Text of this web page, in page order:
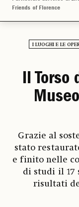
Friends of Florence
I LUOGHI E LE
Il Torso
Grazie al
stato
e finito nelle
di studi il 17
risultati